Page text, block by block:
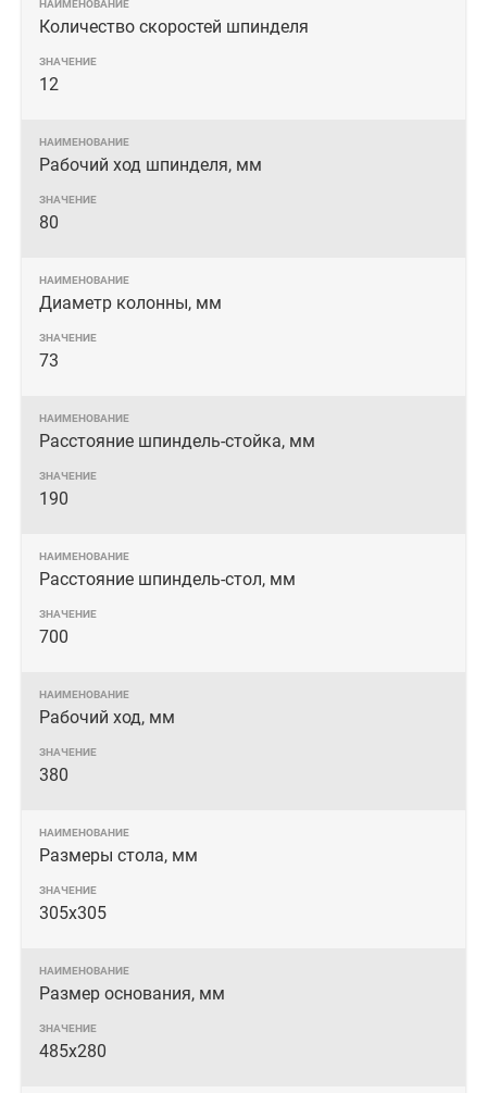
Количество скоростей шпинделя
12
Рабочий ход шпинделя, мм
80
Диаметр колонны, мм
73
Расстояние шпиндель-стойка, мм
190
Расстояние шпиндель-стол, мм
700
Рабочий ход, мм
380
Размеры стола, мм
305x305
Размер основания, мм
485x280